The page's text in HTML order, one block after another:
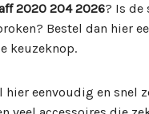
2020 204 2026? Is de
Bestel dan hier
keuzeknop.
hier eenvoudig en snel